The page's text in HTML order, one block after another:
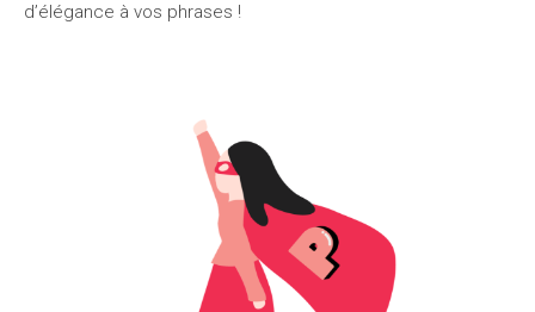
d’élégance à vos phrases !